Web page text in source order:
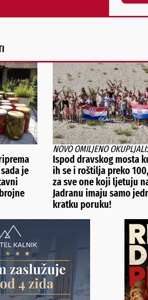
je
NOVO OMILJENO
Ispod dravskog mosta
ih se i roštilja preko
za sve one koji ljetuju
Jadranu imaju samo
kratku poruku!